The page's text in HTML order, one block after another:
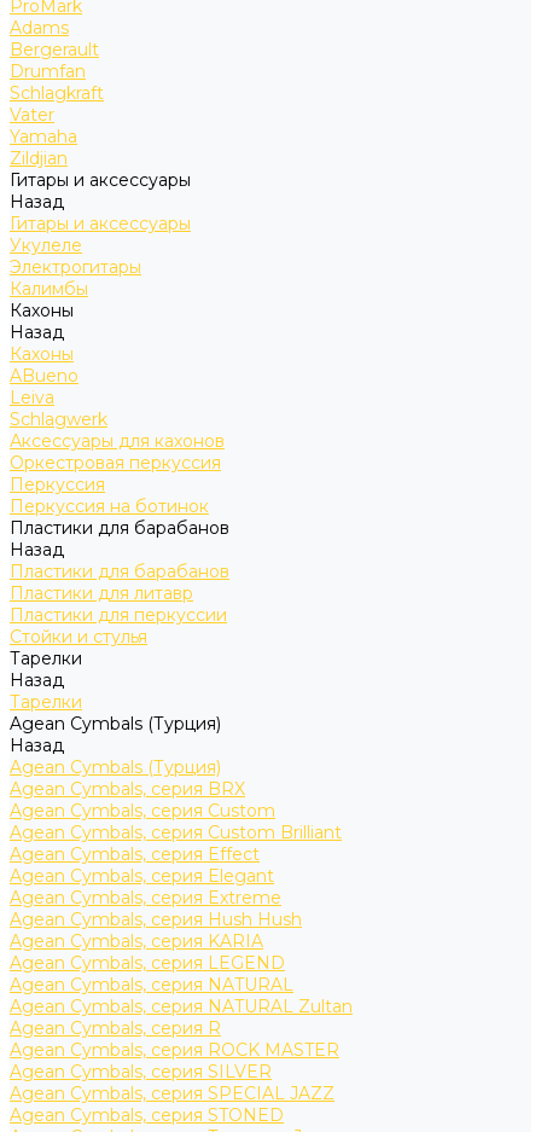
ProMark
Adams
Bergerault
Drumfan
Schlagkraft
Vater
Yamaha
Zildjian
Гитары и аксессуары
Назад
Гитары и аксессуары
Укулеле
Электрогитары
Калимбы
Кахоны
Назад
Кахоны
ABueno
Leiva
Schlagwerk
Аксессуары для кахонов
Оркестровая перкуссия
Перкуссия
Перкуссия на ботинок
Пластики для барабанов
Назад
Пластики для барабанов
Пластики для литавр
Пластики для перкуссии
Стойки и стулья
Тарелки
Назад
Тарелки
Agean Cymbals (Турция)
Назад
Agean Cymbals (Турция)
Agean Cymbals, серия BRX
Agean Cymbals, серия Custom
Agean Cymbals, серия Custom Brilliant
Agean Cymbals, серия Effect
Agean Cymbals, серия Elegant
Agean Cymbals, серия Extreme
Agean Cymbals, серия Hush Hush
Agean Cymbals, серия KARIA
Agean Cymbals, серия LEGEND
Agean Cymbals, серия NATURAL
Agean Cymbals, серия NATURAL Zultan
Agean Cymbals, серия R
Agean Cymbals, серия ROCK MASTER
Agean Cymbals, серия SILVER
Agean Cymbals, серия SPECIAL JAZZ
Agean Cymbals, серия STONED